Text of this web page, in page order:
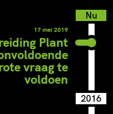
Nu
17 mei 2019
Plant
vraag te
voldoen
2016